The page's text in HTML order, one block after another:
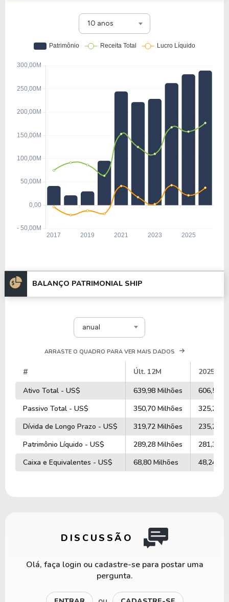
10 anos
BALANÇO PATRIMONIAL SHIP
anual
ARRASTE O QUADRO PARA VER MAIS DADOS
# Últ. 12M
2025
Ativo Total - US$
639,98 Milhões
606,58
Passivo Total - US$
350,70 Milhões
325,20
Dívida de Longo Prazo - US$
319,72 Milhões
235,22
Patrimônio Líquido - US$
289,28 Milhões
281,38
Caixa e Equivalentes - US$
68,80 Milhões 48,24
DISCUSSÃO
Olá, faça login ou cadastre-se para postar uma
pergunta.